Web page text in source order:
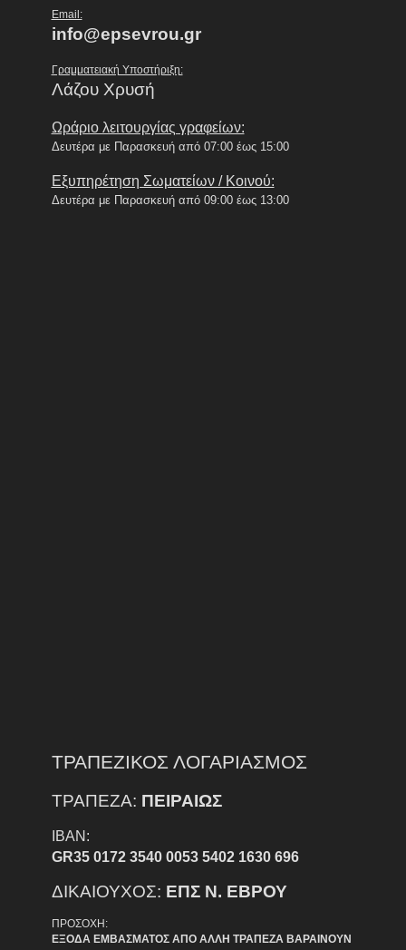
Email:
info@epsevrou.gr
Γραμματειακή Υποστήριξη:
Λάζου Χρυσή
Ωράριο λειτουργίας γραφείων:
Δευτέρα με Παρασκευή από 07:00 έως 15:00
Εξυπηρέτηση Σωματείων / Κοινού:
Δευτέρα με Παρασκευή από 09:00 έως 13:00
ΤΡΑΠΕΖΙΚΟΣ ΛΟΓΑΡΙΑΣΜΟΣ
ΤΡΑΠΕΖΑ: ΠΕΙΡΑΙΩΣ
IBAN:
GR35 0172 3540 0053 5402 1630 696
ΔΙΚΑΙΟΥΧΟΣ: ΕΠΣ Ν. ΕΒΡΟΥ
ΠΡΟΣΟΧΗ:
ΕΞΟΔΑ ΕΜΒΑΣΜΑΤΟΣ ΑΠΟ ΑΛΛΗ ΤΡΑΠΕΖΑ ΒΑΡΑΙΝΟΥΝ